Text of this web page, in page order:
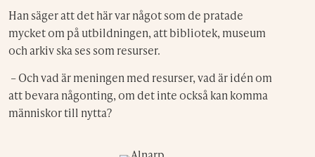
Han säger att det här var något som de pratade
mycket om på utbildningen, att bibliotek, museum
och arkiv ska ses som resurser.
– Och vad är meningen med resurser, vad är idén om
att bevara någonting, om det inte också kan komma
människor till nytta?